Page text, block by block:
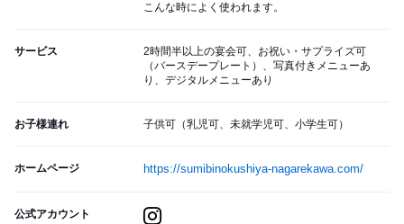
こんな時によく使われます。
サービス
2時間半以上の宴会可、お祝い・サプライズ可
（バースデープレート）、写真付きメニューあ
り、デジタルメニューあり
お子様連れ 子供可（乳児可、未就学児可、小学生可）
ホームページ https://sumibinokushiya-nagarekawa.com/
公式アカウント